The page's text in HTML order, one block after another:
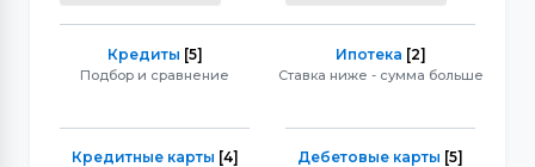
Кредиты [5]
Подбор и сравнение
Ипотека [2]
Ставка ниже - сумма больше
Кредитные карты [4] Дебетовые карты [5]